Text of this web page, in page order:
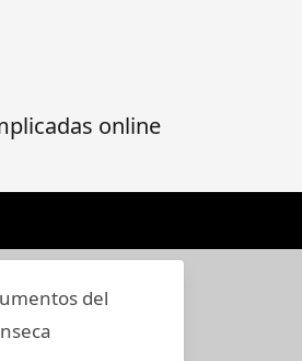
online
del